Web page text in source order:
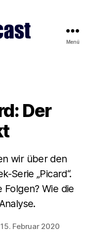
Menü
Der
wir über den
Serie „Picard“.
Wie die
15. Februar 2020